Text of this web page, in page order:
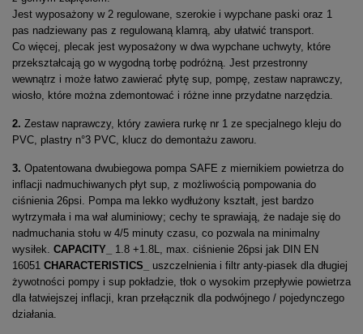
Jest wyposażony w 2 regulowane, szerokie i wypchane paski oraz 1
pas nadziewany pas z regulowaną klamrą, aby ułatwić transport.
Co więcej, plecak jest wyposażony w dwa wypchane uchwyty, które
przekształcają go w wygodną torbę podróżną. Jest przestronny
wewnątrz i może łatwo zawierać płytę sup, pompę, zestaw naprawczy,
wiosło, które można zdemontować i różne inne przydatne narzędzia.
2. Zestaw naprawczy, który zawiera rurkę nr 1 ze specjalnego kleju do
PVC, plastry n°3 PVC, klucz do demontażu zaworu.
3. Opatentowana dwubiegowa pompa SAFE z miernikiem powietrza do
inflacji nadmuchiwanych płyt sup, z możliwością pompowania do
ciśnienia 26psi. Pompa ma lekko wydłużony kształt, jest bardzo
wytrzymała i ma wał aluminiowy; cechy te sprawiają, że nadaje się do
nadmuchania stołu w 4/5 minuty czasu, co pozwala na minimalny
wysiłek. CAPACITY_
1.8 +1.8L, max. ciśnienie 26psi jak DIN EN
16051 CHARACTERISTICS_
uszczelnienia i filtr anty-piasek dla długiej
żywotności pompy i sup pokładzie, tłok o wysokim przepływie powietrza
dla łatwiejszej inflacji, kran przełącznik dla podwójnego / pojedynczego
działania.